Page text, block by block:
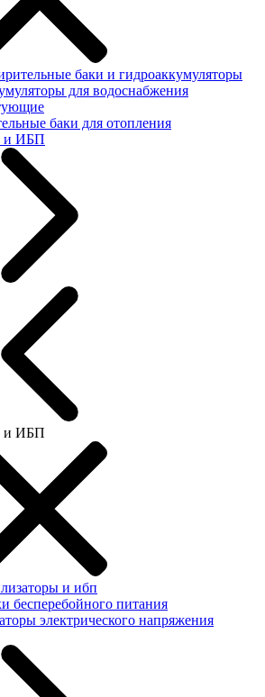
баки и гидроаккумуляторы
для водоснабжения
баки для отопления
и ИБП
и ИБП
и ибп
бесперебойного питания
электрического напряжения